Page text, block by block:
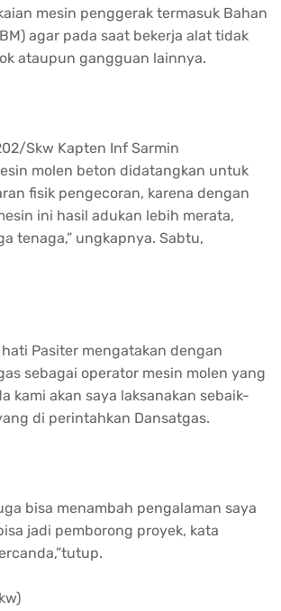
mesin penggerak termasuk Bahan
agar pada saat bekerja alat tidak
ataupun gangguan lainnya.
Skw Kapten Inf Sarmin
molen beton didatangkan untuk
fisik pengecoran, karena dengan
ini hasil adukan lebih merata,
tenaga,” ungkapnya. Sabtu,
Pasiter mengatakan dengan
sebagai operator mesin molen yang
kami akan saya laksanakan sebaik-
di perintahkan Dansatgas.
bisa menambah pengalaman saya
jadi pemborong proyek, kata